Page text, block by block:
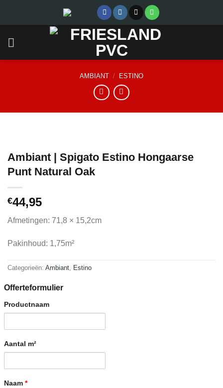
AMBIANT / ESTINO
Ambiant | Spigato Estino Hongaarse
Punt Natural Oak
€44,95
Afmetingen: 71,8 × 15,2cm
Pakinhoud: 1,75m²
Categorieën: Ambiant Estino
Offerteformulier
Productnaam
Aantal m²
Naam *